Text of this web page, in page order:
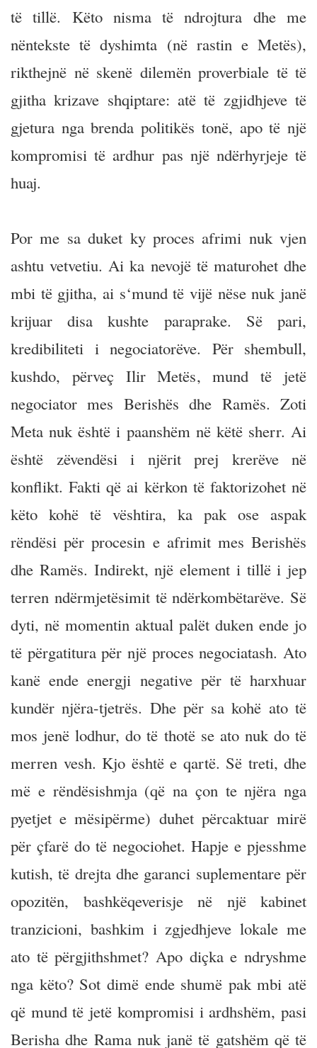
të tillë. Këto nisma të ndrojtura dhe me
nëntekste të dyshimta (në rastin e Metës),
rikthejnë në skenë dilemën proverbiale të të
gjitha krizave shqiptare: atë të zgjidhjeve të
gjetura nga brenda politikës tonë, apo të një
kompromisi të ardhur pas një ndërhyrjeje të
huaj.
Por me sa duket ky proces afrimi nuk vjen
ashtu vetvetiu. Ai ka nevojë të maturohet dhe
mbi të gjitha, ai s‘mund të vijë nëse nuk janë
krijuar disa kushte paraprake. Së pari,
kredibiliteti i negociatorëve. Për shembull,
kushdo, përveç Ilir Metës, mund të jetë
negociator mes Berishës dhe Ramës. Zoti
Meta nuk është i paanshëm në këtë sherr. Ai
është zëvendësi i njërit prej krerëve në
konflikt. Fakti që ai kërkon të faktorizohet në
këto kohë të vështira, ka pak ose aspak
rëndësi për procesin e afrimit mes Berishës
dhe Ramës. Indirekt, një element i tillë i jep
terren ndërmjetësimit të ndërkombëtarëve. Së
dyti, në momentin aktual palët duken ende jo
të përgatitura për një proces negociatash. Ato
kanë ende energji negative për të harxhuar
kundër njëra-tjetrës. Dhe për sa kohë ato të
mos jenë lodhur, do të thotë se ato nuk do të
merren vesh. Kjo është e qartë. Së treti, dhe
më e rëndësishmja (që na çon te njëra nga
pyetjet e mësipërme) duhet përcaktuar mirë
për çfarë do të negociohet. Hapje e pjesshme
kutish, të drejta dhe garanci suplementare për
opozitën, bashkëqeverisje në një kabinet
tranzicioni, bashkim i zgjedhjeve lokale me
ato të përgjithshmet? Apo diçka e ndryshme
nga këto? Sot dimë ende shumë pak mbi atë
që mund të jetë kompromisi i ardhshëm, pasi
Berisha dhe Rama nuk janë të gatshëm që të